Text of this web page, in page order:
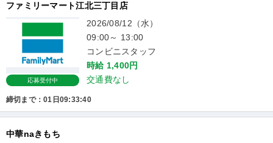
ファミリーマート江北三丁目店
応募受付中
2026/08/12（水）
09:00～ 13:00
コンビニスタッフ
時給 1,400円
交通費なし
締切まで：01日09:33:40
中華naきもち